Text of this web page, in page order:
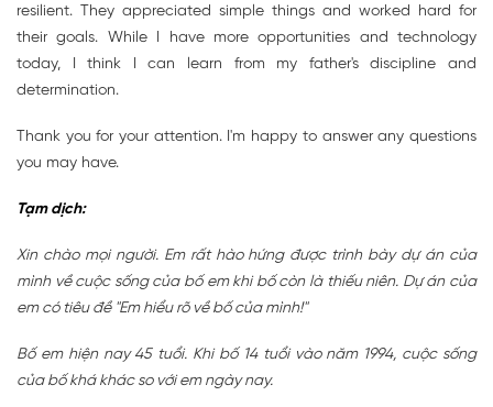
resilient. They appreciated simple things and worked hard for
their goals. While I have more opportunities and technology
today, I think I can learn from my father's discipline and
determination.
Thank you for your attention. I'm happy to answer any questions
you may have.
Tạm dịch:
Xin chào mọi người. Em rất hào hứng được trình bày dự án của
mình về cuộc sống của bố em khi bố còn là thiếu niên. Dự án của
em có tiêu đề "Em hiểu rõ về bố của mình!"
Bố em hiện nay 45 tuổi. Khi bố 14 tuổi vào năm 1994, cuộc sống
của bố khá khác so với em ngày nay.